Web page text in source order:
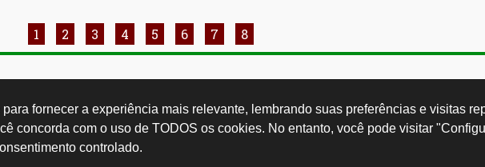
1 2 3 4 5 6 7 8
Paulo - SP -
fornecer a experiência mais relevante, lembrando suas preferências e visitas
concorda com o uso de TODOS os cookies. No entanto, você pode visitar
controlado.